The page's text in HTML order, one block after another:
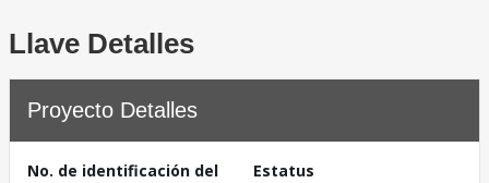
Llave Detalles
Proyecto Detalles
No. de identificación del
Estatus